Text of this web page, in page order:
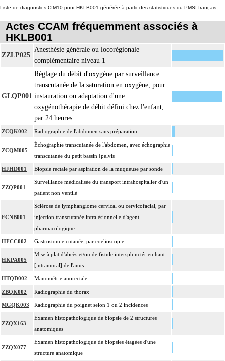
Liste de diagnostics CIM10 pour HKLB001 générée à partir des statistiques du PMSI français
Actes CCAM fréquemment associés à
HKLB001
ZZLP025
Anesthésie générale ou locorégionale
complémentaire niveau 1
GLQP001
Réglage du débit d'oxygène par surveillance
transcutanée de la saturation en oxygène, pour
instauration ou adaptation d'une
oxygénothérapie de débit défini chez l'enfant,
par 24 heures
ZCQK002 Radiographie de l'abdomen sans préparation
ZCQM005
Échographie transcutanée de l'abdomen, avec échographie
transcutanée du petit bassin [pelvis
HJHD001 Biopsie rectale par aspiration de la muqueuse par sonde
ZZQP001
Surveillance médicalisée du transport intrahospitalier d'un
patient non ventilé
FCNB001
Sclérose de lymphangiome cervical ou cervicofacial, par
injection transcutanée intralésionnelle d'agent
pharmacologique
HFCC002 Gastrostomie cutanée, par coelioscopie
HKPA005
Mise à plat d'abcès et/ou de fistule intersphinctérien haut
[intramural] de l'anus
HTQD002 Manométrie anorectale
ZBQK002 Radiographie du thorax
MGQK003 Radiographie du poignet selon 1 ou 2 incidences
ZZQX163
Examen histopathologique de biopsie de 2 structures
anatomiques
ZZQX077
Examen histopathologique de biopsies étagées d'une
structure anatomique